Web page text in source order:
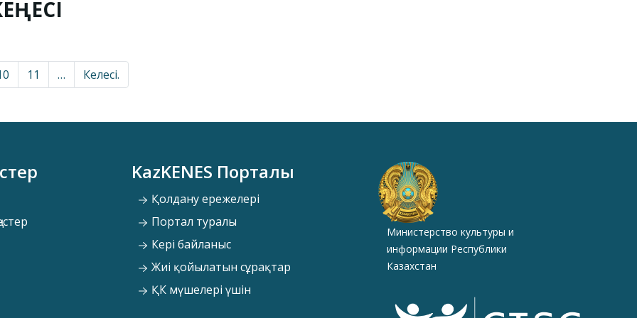
11 … Келесі.
KazKENES Порталы
Қолдану ережелері
Портал туралы
Кері байланыс
Жиі қойылатын сұрақтар
ҚК мүшелері үшін
Министерство культуры и
информации Республики
Казахстан